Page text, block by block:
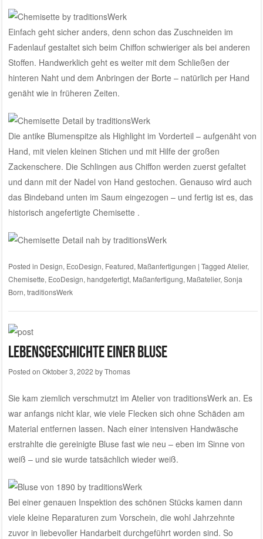
Einfach geht sicher anders, denn schon das Zuschneiden im
Fadenlauf gestaltet sich beim Chiffon schwieriger als bei anderen
Stoffen. Handwerklich geht es weiter mit dem Schließen der
hinteren Naht und dem Anbringen der Borte – natürlich per Hand
genäht wie in früheren Zeiten.
Die antike Blumenspitze als Highlight im Vorderteil – aufgenäht von
Hand, mit vielen kleinen Stichen und mit Hilfe der großen
Zackenschere. Die Schlingen aus Chiffon werden zuerst gefaltet
und dann mit der Nadel von Hand gestochen. Genauso wird auch
das Bindeband unten im Saum eingezogen – und fertig ist es, das
historisch angefertigte Chemisette .
Posted in Design, EcoDesign, Featured, Maßanfertigungen | Tagged Atelier,
Chemisette, EcoDesign, handgefertigt, Maßanfertigung, Maßatelier, Sonja
Born, traditionsWerk
Lebensgeschichte einer Bluse
Posted on Oktober 3, 2022 byThomas
Sie kam ziemlich verschmutzt im Atelier von traditionsWerk an. Es
war anfangs nicht klar, wie viele Flecken sich ohne Schäden am
Material entfernen lassen. Nach einer intensiven Handwäsche
erstrahlte die gereinigte Bluse fast wie neu – eben im Sinne von
weiß – und sie wurde tatsächlich wieder weiß.
Bei einer genauen Inspektion des schönen Stücks kamen dann
viele kleine Reparaturen zum Vorschein, die wohl Jahrzehnte
zuvor in liebevoller Handarbeit durchgeführt worden sind. So